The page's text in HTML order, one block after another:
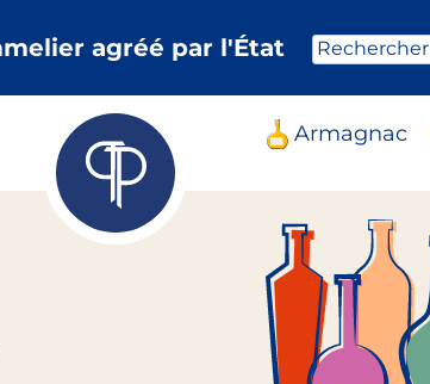
agréé par l'État Rechercher
Armagnac